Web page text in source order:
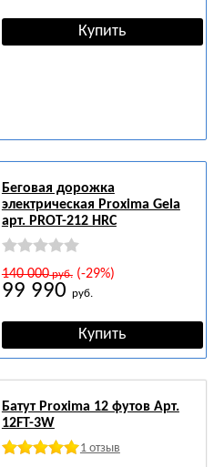
Беговая дорожка
электрическая Proxima Gela
арт. PROT-212 HRC
140 000руб.(-29%)
99 990 руб.
Батут Proxima 12 футов Арт.
12FT-3W
1 отзыв